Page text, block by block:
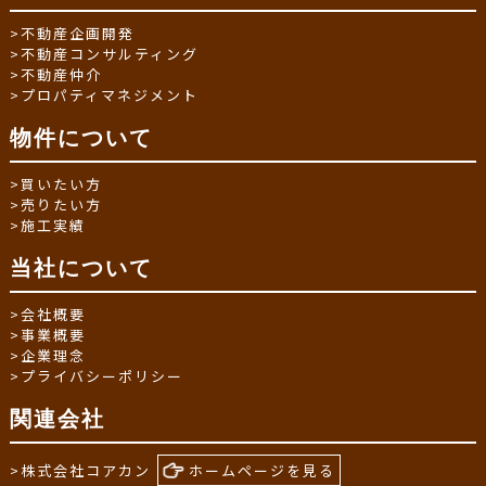
>不動産企画開発
>不動産コンサルティング
>不動産仲介
> プロパティマネジメント
物件について
> 買いたい方
>売りたい方
>施工実績
当社について
>会社概要
>事業概要
> 企業理念
> プライバシーポリシー
関連会社
> 株式会社コアカン ホームページを見る